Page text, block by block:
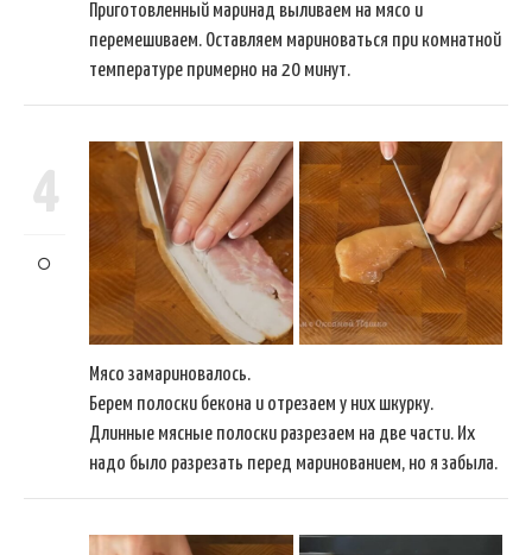
Приготовленный маринад выливаем на мясо и
перемешиваем. Оставляем мариноваться при комнатной
температуре примерно на 20 минут.
4
Мясо замариновалось.
Берем полоски бекона и отрезаем у них шкурку.
Длинные мясные полоски разрезаем на две части. Их
надо было разрезать перед маринованием, но я забыла.